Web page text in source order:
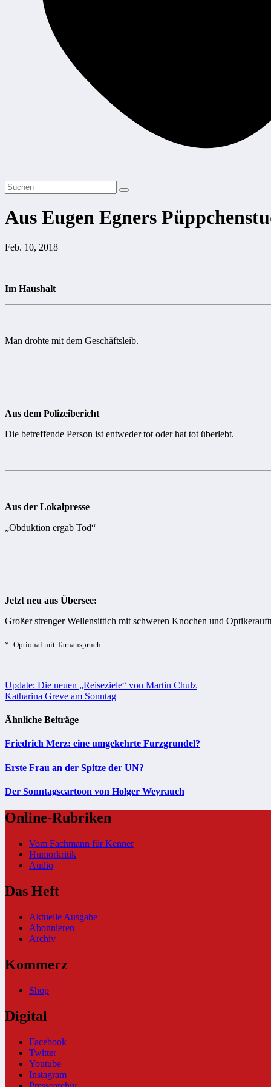
Aus Eugen Egners
Feb. 10, 2018
Im Haushalt
Man drohte mit dem Geschäftsleib.
Aus dem Polizeibericht
Die betreffende Person ist entweder tot oder hat tot überlebt.
Aus der Lokalpresse
„Obduktion ergab Tod“
Jetzt neu aus Übersee:
Großer strenger Wellensittich mit schweren Knochen und
*: Optional mit Tarnanspruch
Beitragsnavigation
Update: Die neuen „Reiseziele“ von Martin Chulz
Katharina Greve am Sonntag
Ähnliche Beiträge
Friedrich Merz: eine umgekehrte Furzgrundel?
Erste Frau an der Spitze der UN?
Der Sonntagscartoon von Holger Weyrauch
Online-Rubriken
Vom Fachmann für Kenner
Humorkritik
Audio
Das Heft
Aktuelle Ausgabe
Abonnieren
Archiv
Kommerz
Shop
Digital
Facebook
Twitter
Youtube
Instagram